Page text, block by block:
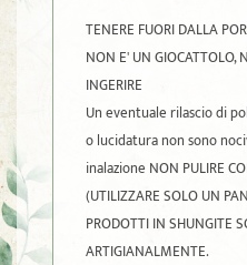
TENERE FUORI DALLA
NON E' UN GIOCATTOLO,
INGERIRE
Un eventuale rilascio di
o lucidatura non sono
inalazione NON PULIRE
(UTILIZZARE SOLO UN
PRODOTTI IN SHUNGITE
ARTIGIANALMENTE.